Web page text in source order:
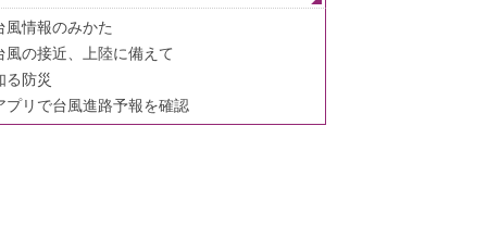
風情報のみかた
風の接近、上陸に備えて
る防災
プリで台風進路予報を確認